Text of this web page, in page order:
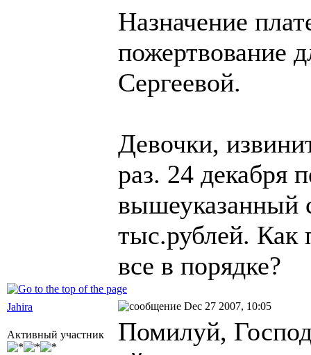
Назначение
пожертвование
Сергеевой.
Девочки,
раз. 24 декабря
вышеуказанный
тыс.рублей. Как
все в порядке?
Jahira Dec 27 2007, 10:05
Активный участник
Помилуй,